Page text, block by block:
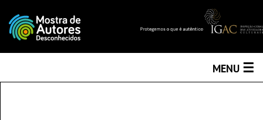
MENU ☰